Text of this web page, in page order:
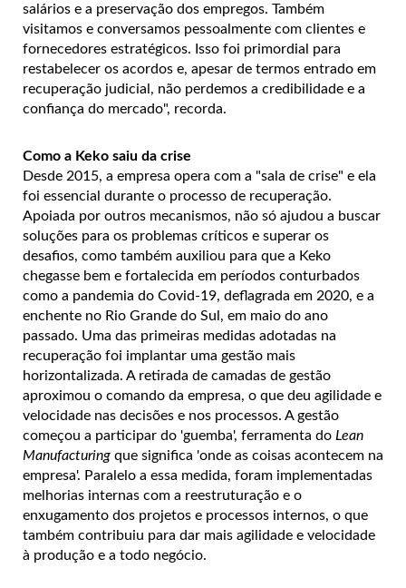
salários e a preservação dos empregos. Também
visitamos e conversamos pessoalmente com clientes e
fornecedores estratégicos. Isso foi primordial para
restabelecer os acordos e, apesar de termos entrado em
recuperação judicial, não perdemos a credibilidade e a
confiança do mercado", recorda.
Como a Keko saiu da crise
Desde 2015, a empresa opera com a "sala de crise" e ela
foi essencial durante o processo de recuperação.
Apoiada por outros mecanismos, não só ajudou a buscar
soluções para os problemas críticos e superar os
desafios, como também auxiliou para que a Keko
chegasse bem e fortalecida em períodos conturbados
como a pandemia do Covid-19, deflagrada em 2020, e a
enchente no Rio Grande do Sul, em maio do ano
passado. Uma das primeiras medidas adotadas na
recuperação foi implantar uma gestão mais
horizontalizada. A retirada de camadas de gestão
aproximou o comando da empresa, o que deu agilidade e
velocidade nas decisões e nos processos. A gestão
começou a participar do 'guemba', ferramenta do Lean
Manufacturing que significa 'onde as coisas acontecem na
empresa'. Paralelo a essa medida, foram implementadas
melhorias internas com a reestruturação e o
enxugamento dos projetos e processos internos, o que
também contribuiu para dar mais agilidade e velocidade
à produção e a todo negócio.